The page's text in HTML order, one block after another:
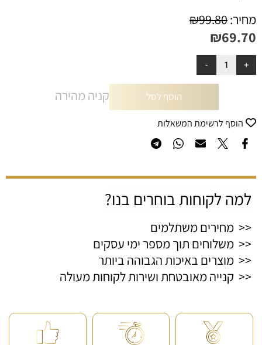
מחיר:
₪99.80
₪69.70
הוסף לסל קניה מהירה
הוסף לרשימת המשאלות
למה לקוחות בוחרים בנו?
<< מחירים משתלמים
<< משלוחים תוך מספר ימי עסקים
<< מוצרים באיכות הגבוהה ביותר
<< קנייה מאובטחת ושירות לקוחות מעולה